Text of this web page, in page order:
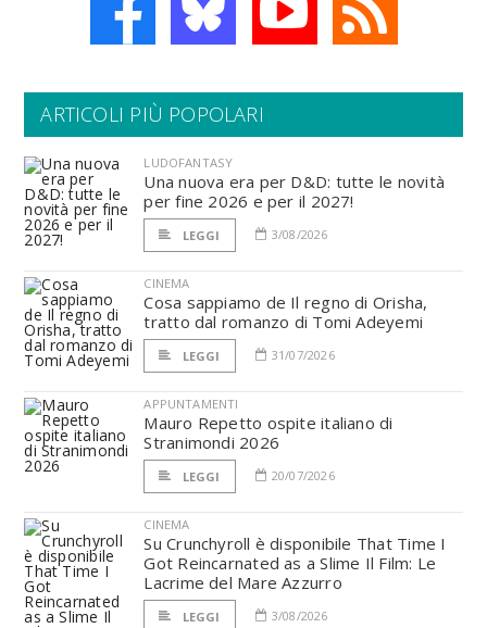
ARTICOLI PIÙ POPOLARI
LUDOFANTASY
Una nuova era per D&D: tutte le novità
per fine 2026 e per il 2027!
LEGGI 3/08/2026
CINEMA
Cosa sappiamo de Il regno di Orisha,
tratto dal romanzo di Tomi Adeyemi
LEGGI 31/07/2026
APPUNTAMENTI
Mauro Repetto ospite italiano di
Stranimondi 2026
LEGGI 20/07/2026
CINEMA
Su Crunchyroll è disponibile That Time I
Got Reincarnated as a Slime Il Film: Le
Lacrime del Mare Azzurro
LEGGI
3/08/2026